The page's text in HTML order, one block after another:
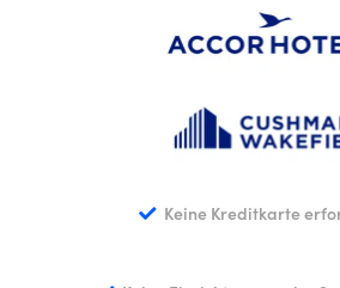
Keine Kreditkarte